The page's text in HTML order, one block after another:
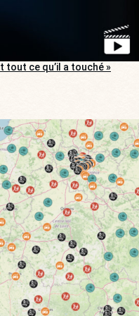
tout ce qu’il a touché »